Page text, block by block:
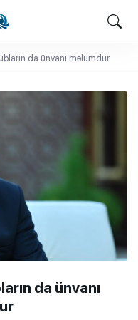
da ünvanı məlumdur
da ünvanı